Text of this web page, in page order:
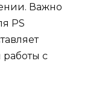
Важно
PS
с